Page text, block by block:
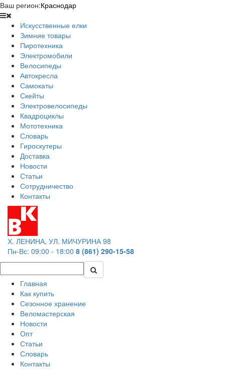
Ваш регион:Краснодар
Искусственные елки
Зимние товары
Пиротехника
Электромобили
Велосипеды
Автокресла
Самокаты
Скейты
Электровелосипеды
Квадроциклы
Мототехника
Словарь
Гироскутеры
Доставка
Новости
Статьи
Сотрудничество
Контакты
Х. ЛЕНИНА, УЛ. МИЧУРИНА 98
Пн-Вс: 09:00 - 18:00 8 (861) 290-15-58
Главная
Как купить
Сезонное хранение
Веломастерская
Новости
Опт
Статьи
Словарь
Контакты